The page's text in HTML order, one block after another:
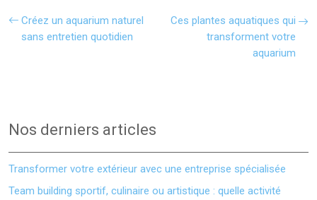
Créez un aquarium naturel
sans entretien quotidien
Ces plantes aquatiques qui
transforment votre
aquarium
Nos derniers articles
Transformer votre extérieur avec une entreprise spécialisée
Team building sportif, culinaire ou artistique : quelle activité